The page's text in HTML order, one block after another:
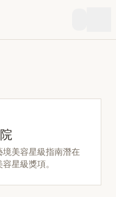
境美容星級指南潛在
星級獎項。